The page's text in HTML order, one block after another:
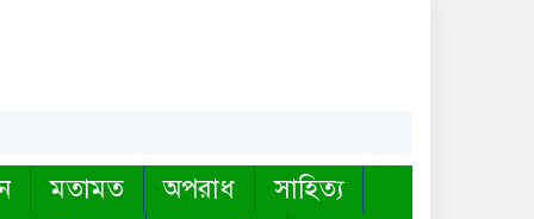
মতামত অপরাধ
সাহিত্য